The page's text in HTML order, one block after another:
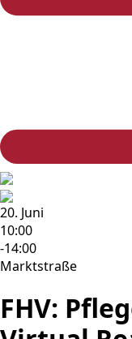
20. Juni
10:00
-14:00
Marktstraße
FHV: